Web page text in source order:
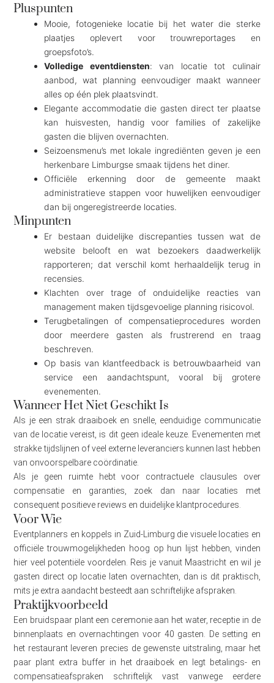
Pluspunten
Mooie, fotogenieke locatie bij het water die sterke
plaatjes oplevert voor trouwreportages en
groepsfoto’s.
Volledige eventdiensten: van locatie tot culinair
aanbod, wat planning eenvoudiger maakt wanneer
alles op één plek plaatsvindt.
Elegante accommodatie die gasten direct ter plaatse
kan huisvesten, handig voor families of zakelijke
gasten die blijven overnachten.
Seizoensmenu’s met lokale ingrediënten geven je een
herkenbare Limburgse smaak tijdens het diner.
Officiële erkenning door de gemeente maakt
administratieve stappen voor huwelijken eenvoudiger
dan bij ongeregistreerde locaties.
Minpunten
Er bestaan duidelijke discrepanties tussen wat de
website belooft en wat bezoekers daadwerkelijk
rapporteren; dat verschil komt herhaaldelijk terug in
recensies.
Klachten over trage of onduidelijke reacties van
management maken tijdsgevoelige planning risicovol.
Terugbetalingen of compensatieprocedures worden
door meerdere gasten als frustrerend en traag
beschreven.
Op basis van klantfeedback is betrouwbaarheid van
service een aandachtspunt, vooral bij grotere
evenementen.
Wanneer Het Niet Geschikt Is
Als je een strak draaiboek en snelle, eenduidige communicatie
van de locatie vereist, is dit geen ideale keuze. Evenementen met
strakke tijdslijnen of veel externe leveranciers kunnen last hebben
van onvoorspelbare coördinatie.
Als je geen ruimte hebt voor contractuele clausules over
compensatie en garanties, zoek dan naar locaties met
consequent positieve reviews en duidelijke klantprocedures.
Voor Wie
Eventplanners en koppels in Zuid-Limburg die visuele locaties en
officiële trouwmogelijkheden hoog op hun lijst hebben, vinden
hier veel potentiële voordelen. Reis je vanuit Maastricht en wil je
gasten direct op locatie laten overnachten, dan is dit praktisch,
mits je extra aandacht besteedt aan schriftelijke afspraken.
Praktijkvoorbeeld
Een bruidspaar plant een ceremonie aan het water, receptie in de
binnenplaats en overnachtingen voor 40 gasten. De setting en
het restaurant leveren precies de gewenste uitstraling, maar het
paar plant extra buffer in het draaiboek en legt betalings- en
compensatieafspraken schriftelijk vast vanwege eerdere